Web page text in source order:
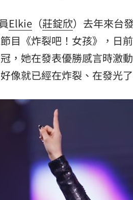
Elkie （莊錠欣）去年來台
目《炸裂吧！女孩》，日
，她在發表優勝感言時激
像就已經在炸裂、在發光了